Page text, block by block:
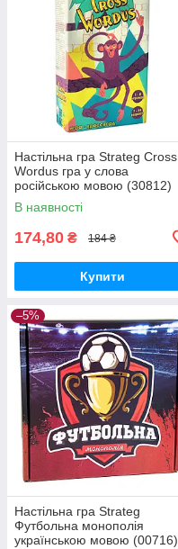
Настільна гра Strateg Cross
Wordus гра у слова
російською мовою (30812)
В наявності
174,80 ₴ 184 ₴
Купити
–5%
Настільна гра Strateg
Футбольна монополія
українською мовою (00716)